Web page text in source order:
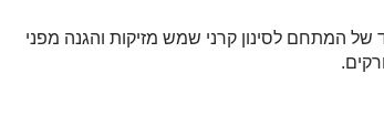
של המתחם לסינון קרני שמש מזיקות והגנה מפני